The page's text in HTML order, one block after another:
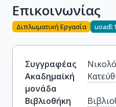
Επικοινωνίας
Διπλωματική Εργασία
Συγγραφέας
Ακαδημαϊκή
μονάδα
Βιβλιοθήκη